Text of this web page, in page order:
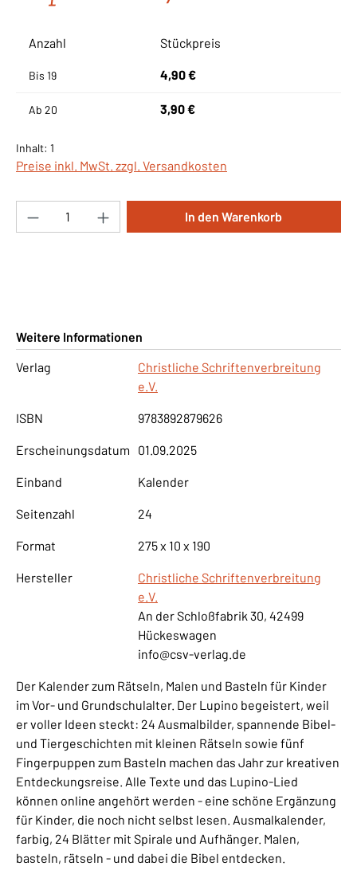
Anzahl Stückpreis
Bis 19 4,90 €
Ab 20 3,90 €
Inhalt: 1
Preise inkl. MwSt. zzgl. Versandkosten
Produkt Anzahl: Gib den gewünschten
In den Warenkorb
Weitere Informationen
Verlag
Christliche Schriftenverbreitung
e.V.
ISBN 9783892879626
Erscheinungsdatum 01.09.2025
Einband Kalender
Seitenzahl 24
Format 275 x 10 x 190
Hersteller
Christliche Schriftenverbreitung
e.V.
An der Schloßfabrik 30, 42499
Hückeswagen
info@csv-verlag.de
Der Kalender zum Rätseln, Malen und Basteln für Kinder
im Vor- und Grundschulalter. Der Lupino begeistert, weil
er voller Ideen steckt: 24 Ausmalbilder, spannende Bibel-
und Tiergeschichten mit kleinen Rätseln sowie fünf
Fingerpuppen zum Basteln machen das Jahr zur kreativen
Entdeckungsreise. Alle Texte und das Lupino-Lied
können online angehört werden - eine schöne Ergänzung
für Kinder, die noch nicht selbst lesen. Ausmalkalender,
farbig, 24 Blätter mit Spirale und Aufhänger. Malen,
basteln, rätseln - und dabei die Bibel entdecken.